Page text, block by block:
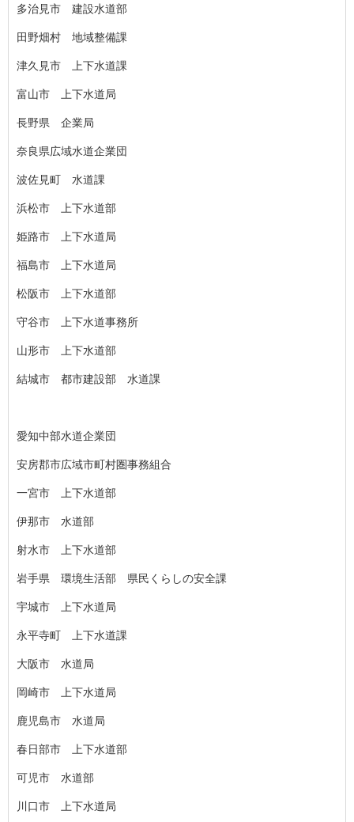
多治見市 建設水道部
田野畑村 地域整備課
津久見市 上下水道課
富山市 上下水道局
長野県 企業局
奈良県広域水道企業団
波佐見町 水道課
浜松市 上下水道部
姫路市 上下水道局
福島市 上下水道局
松阪市 上下水道部
守谷市 上下水道事務所
山形市 上下水道部
結城市 都市建設部 水道課
愛知中部水道企業団
安房郡市広域市町村圏事務組合
一宮市 上下水道部
伊那市 水道部
射水市 上下水道部
岩手県 環境生活部 県民くらしの安全課
宇城市 上下水道局
永平寺町 上下水道課
大阪市 水道局
岡崎市 上下水道局
鹿児島市 水道局
春日部市 上下水道部
可児市 水道部
川口市 上下水道局